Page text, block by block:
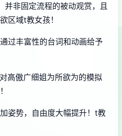
并非固定流程的被动观赏，且
区域t教女孩！
过丰富性的台词和动画给予
高傲广细姐为所欲为的模拟
姿势，自由度大幅提升！t教